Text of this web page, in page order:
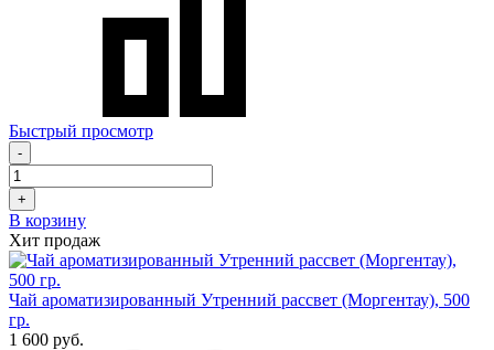
Быстрый просмотр
-
+
В корзину
Хит продаж
Чай ароматизированный Утренний рассвет (Моргентау), 500
гр.
1 600 руб.